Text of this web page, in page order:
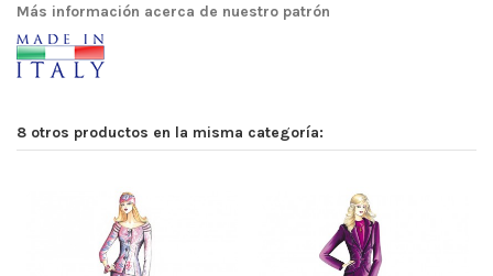
Más información acerca de nuestro patrón
8 otros productos en la misma categoría: